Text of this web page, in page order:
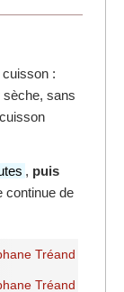
:
sèche, sans
, puis
continue de